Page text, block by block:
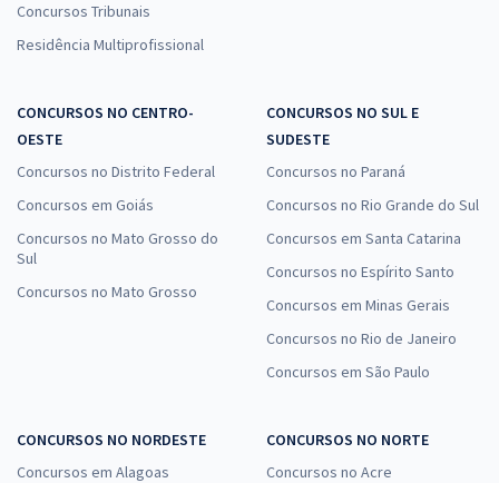
Concursos Tribunais
Residência Multiprofissional
CONCURSOS NO CENTRO-
OESTE
Concursos no Distrito Federal
Concursos em Goiás
Concursos no Mato Grosso do
Sul
Concursos no Mato Grosso
CONCURSOS NO SUL E
SUDESTE
Concursos no Paraná
Concursos no Rio Grande do Sul
Concursos em Santa Catarina
Concursos no Espírito Santo
Concursos em Minas Gerais
Concursos no Rio de Janeiro
Concursos em São Paulo
CONCURSOS NO NORDESTE
Concursos em Alagoas
CONCURSOS NO NORTE
Concursos no Acre